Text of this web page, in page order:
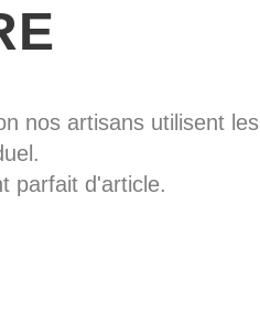
nos artisans utilisent les
parfait d'article.